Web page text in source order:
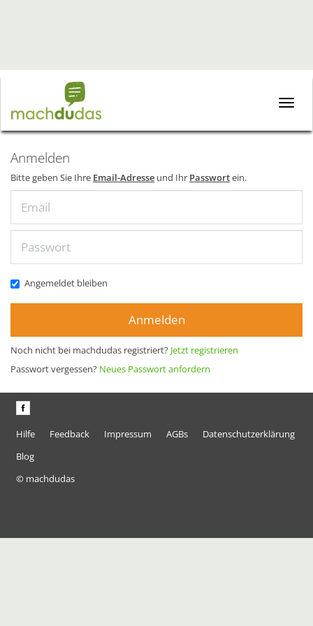
Toggle
Anmelden
Bitte geben Sie Ihre Email-Adresse und Ihr Passwortein.
Angemeldet bleiben
Anmelden
Noch nicht bei machdudas registriert? Jetzt registrieren
Passwort vergessen? Neues Passwort anfordern
Hilfe Feedback Impressum AGBs
Datenschutzerklärung
Blog
© machdudas